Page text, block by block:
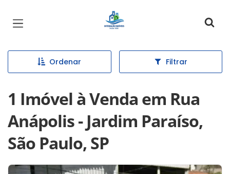
Página inicial
Ordenar Filtrar
1 Imóvel à Venda em Rua
Anápolis - Jardim Paraíso,
São Paulo, SP